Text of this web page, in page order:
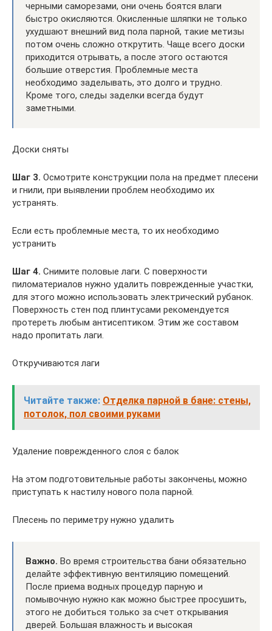
черными саморезами, они очень боятся влаги
быстро окисляются. Окисленные шляпки не только
ухудшают внешний вид пола парной, такие метизы
потом очень сложно открутить. Чаще всего доски
приходится отрывать, а после этого остаются
большие отверстия. Проблемные места
необходимо заделывать, это долго и трудно.
Кроме того, следы заделки всегда будут
заметными.
Доски сняты
Шаг 3. Осмотрите конструкции пола на предмет плесени
и гнили, при выявлении проблем необходимо их
устранять.
Если есть проблемные места, то их необходимо
устранить
Шаг 4. Снимите половые лаги. С поверхности
пиломатериалов нужно удалить поврежденные участки,
для этого можно использовать электрический рубанок.
Поверхность стен под плинтусами рекомендуется
протереть любым антисептиком. Этим же составом
надо пропитать лаги.
Откручиваются лаги
Читайте также: Отделка парной в бане: стены,
потолок, пол своими руками
Удаление поврежденного слоя с балок
На этом подготовительные работы закончены, можно
приступать к настилу нового пола парной.
Плесень по периметру нужно удалить
Важно. Во время строительства бани обязательно
делайте эффективную вентиляцию помещений.
После приема водных процедур парную и
помывочную нужно как можно быстрее просушить,
этого не добиться только за счет открывания
дверей. Большая влажность и высокая